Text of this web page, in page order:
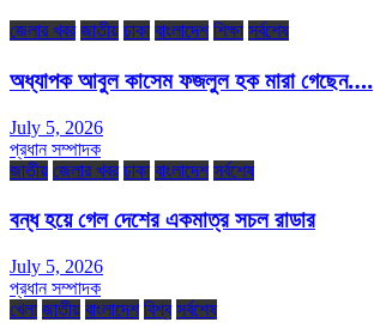
জেলার খবর জাতীয় ঢাকা বাংলাদেশ শিক্ষা সর্বশেষ
অধ্যাপক আবুল কাসেম ফজলুল হক মারা গেছেন….
July 5, 2026
প্রধান সম্পাদক
জাতীয় জেলার খবর ঢাকা বাংলাদেশ সর্বশেষ
বন্ধ হয়ে গেল দেশের একমাত্র সচল রাডার
July 5, 2026
প্রধান সম্পাদক
খেলা জাতীয় বাংলাদেশ বিশ্ব সর্বশেষ